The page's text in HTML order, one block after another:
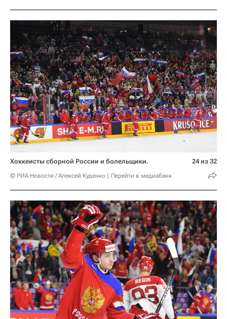
Хоккеисты сборной России и болельщики.
© РИА Новости / Алексей Куденко Перейти в медиабанк
24 из 32